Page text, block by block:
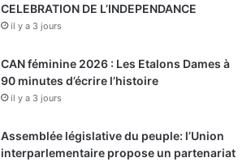
CELEBRATION DE L’INDEPENDANCE
il y a 3 jours
CAN féminine 2026 : Les Etalons Dames à
90 minutes d’écrire l’histoire
il y a 3 jours
Assemblée législative du peuple: l’Union
interparlementaire propose un partenariat